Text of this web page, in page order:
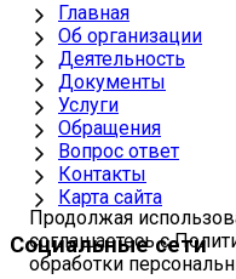
Главная
Об организации
Деятельность
Документы
Услуги
Обращения
Вопрос ответ
Контакты
Карта сайта
Социальные сети
Продолжая
соглашаетесь с
обработки